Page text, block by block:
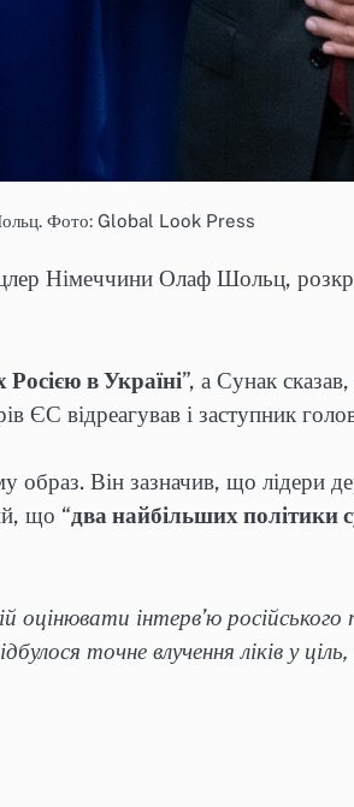
Фото: Global Look Press
Німеччини Олаф Шольц,
в Україні”, а Сунак
ЄС відреагував і заступник
образ. Він зазначив, що лідери
що “два найбільших політики
інтерв’ю російського
точне влучення ліків у ціль,